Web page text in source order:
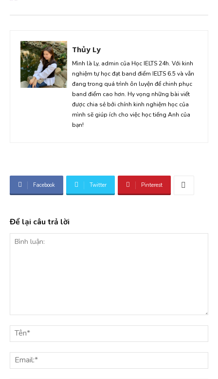
Thủy Ly
Mình là Ly, admin của Học IELTS 24h. Với kinh
nghiệm tự học đạt band điểm IELTS 6.5 và vẫn
đang trong quá trình ôn luyện để chinh phục
band điểm cao hơn. Hy vọng những bài viết
được chia sẻ bởi chính kinh nghiệm học của
mình sẽ giúp ích cho việc học tiếng Anh của
bạn!
Facebook Twitter Pinterest
Để lại câu trả lời
luận: